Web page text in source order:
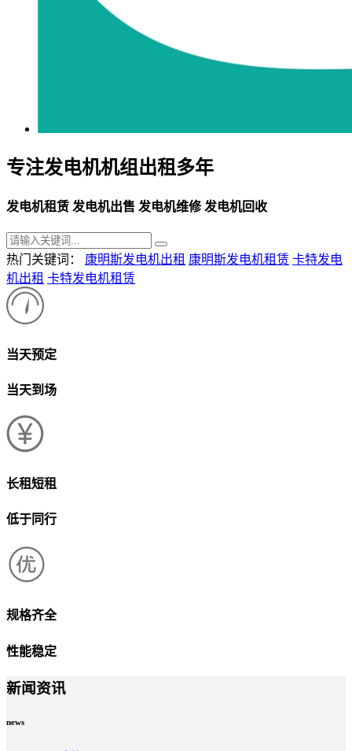
专注发电机机组出租多年
发电机租赁 发电机出售 发电机维修 发电机回收
热门关键词： 康明斯发电机出租 康明斯发电机租赁 卡特发电
机出租 卡特发电机租赁
当天预定
当天到场
长租短租
低于同行
规格齐全
性能稳定
新闻资讯
news